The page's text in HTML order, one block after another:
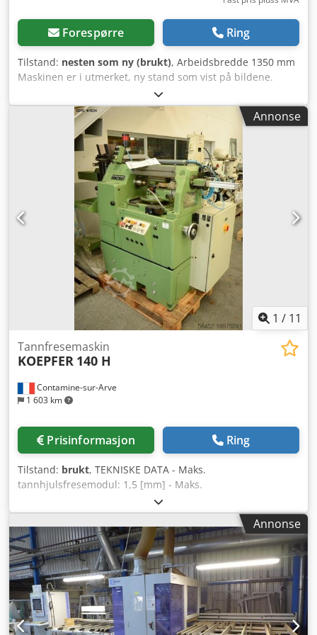
Forespørre Ring
Tilstand: nesten som ny (brukt), Arbeidsbredde 1350 mm
Maskinen er i utmerket, ny stand som vist på bildene.
Annonse
1 / 11
Contamine-sur-Arve
1 603 km
Tannfresemaskin
KOEPFER 140 H
Prisinformasjon Ring
Tilstand: brukt, TEKNISKE DATA - Maks.
tannhjulsfresemodul: 1,5 [mm] - Maks.
tannhjulsfresediameter: 70 [mm] - Maks.
tannhjulsfreselengde: 100 [mm] - Maks. arbeidsstykke
lengde: 200 [mm] - Min. antall tenner for tannhjulsfresing:
3 - Antall gjenger på snegleaksel (spesialtilbehør): 1 -
Spiralvinkel: 0–90 [°] - Maks. diameter for freseverktøy: 50
[mm] - 11 standard freseverktøyhastigheter - Standard
maskinhastighet: 226–2100 [o/min] - Effekt: 1,5 [kW] - Netto
vekt: 1035 [kg]. Chodouhbpljpfx Al Rsa TILBEHØR - Med
emne-mater
Annonse